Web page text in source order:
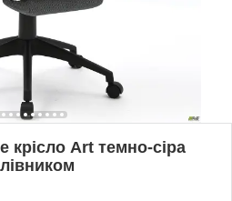
Art темно-сіра